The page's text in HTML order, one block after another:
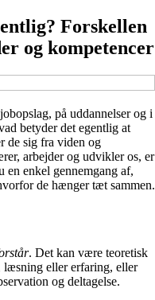
Forskellen
og kompetencer
på uddannelser og i
betyder det egentlig at
de sig fra viden og
arbejder og udvikler os, er
en enkel gennemgang af,
de hænger tæt sammen.
. Det kan være teoretisk
læsning eller erfaring, eller
og deltagelse.